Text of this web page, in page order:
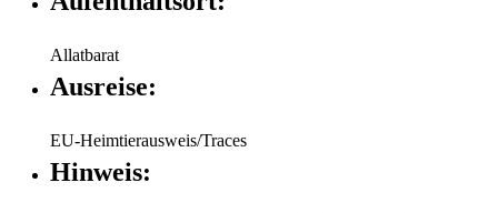
Allatbarat
Ausreise:
EU-Heimtierausweis/Traces
Hinweis: